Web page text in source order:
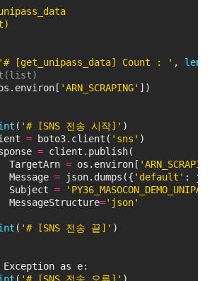
'# [get_unipass_data] Count : ' , len
'ARN_SCRAPING' ])
( '# [SNS 전송 시작]' )
= boto3.client( 'sns' )
= client.publish(
= os.environ[
= json.dumps({ 'default' :
=
='json'
( '# [SNS 전송 끝]' )
Exception as e: